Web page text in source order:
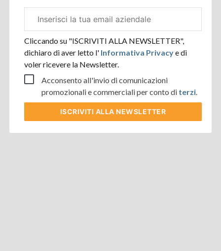
aziendale
Cliccando su "ISCRIVITI ALLA NEWSLETTER",
dichiaro di aver letto l' Informativa Privacye di
voler ricevere la Newsletter.
Acconsento all'invio di comunicazioni
promozionali e commerciali per conto di terzi.
ISCRIVITI ALLA NEWSLETTER